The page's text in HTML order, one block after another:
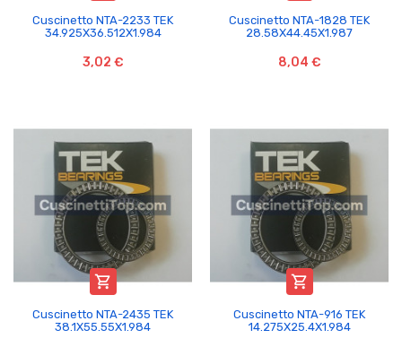
Cuscinetto NTA-2233 TEK
34.925X36.512X1.984
3,02 €
Cuscinetto NTA-1828 TEK
28.58X44.45X1.987
8,04 €

Cuscinetto NTA-2435 TEK
38.1X55.55X1.984

Cuscinetto NTA-916 TEK
14.275X25.4X1.984